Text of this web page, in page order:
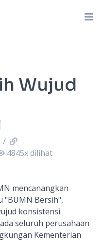
Wujud
/
4845x dilihat
mencanangkan
"BUMN Bersih",
konsistensi
seluruh perusahaan
Kementerian